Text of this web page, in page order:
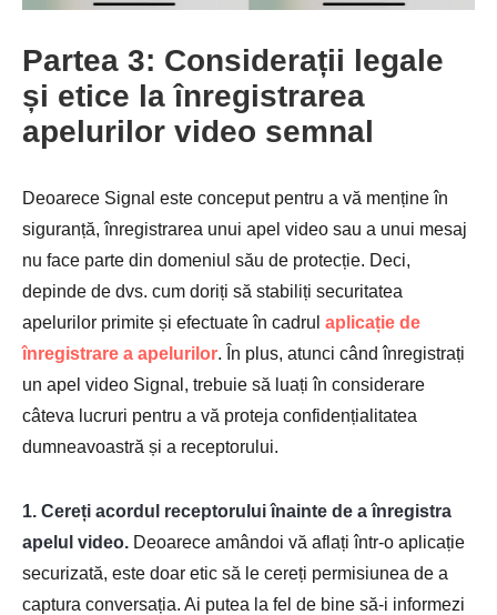
Pasul 1.
Partea 3: Considerații legale
și etice la înregistrarea
apelurilor video semnal
Deoarece Signal este conceput pentru a vă menține în
siguranță, înregistrarea unui apel video sau a unui mesaj
nu face parte din domeniul său de protecție. Deci,
depinde de dvs. cum doriți să stabiliți securitatea
apelurilor primite și efectuate în cadrul aplicație de
înregistrare a apelurilor. În plus, atunci când înregistrați
un apel video Signal, trebuie să luați în considerare
câteva lucruri pentru a vă proteja confidențialitatea
dumneavoastră și a receptorului.
1. Cereți acordul receptorului înainte de a înregistra
apelul video. Deoarece amândoi vă aflați într-o aplicație
securizată, este doar etic să le cereți permisiunea de a
captura conversația. Ai putea la fel de bine să-i informezi